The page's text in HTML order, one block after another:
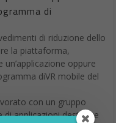
di
di riduzione dello
la piattaforma,
oppure
diVR mobile del
con un gruppo
applicazioni destinate